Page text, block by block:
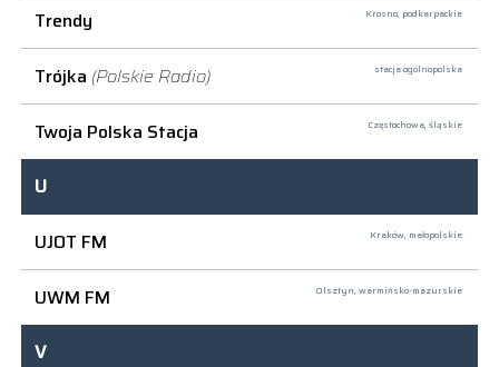
Trendy Krosno, podkarpackie
Trójka (Polskie Radio) stacja ogólnopolska
Twoja Polska Stacja Częstochowa, śląskie
U
UJOT FM
Kraków, małopolskie
UWM FM Olsztyn, warmińsko-mazurskie
V